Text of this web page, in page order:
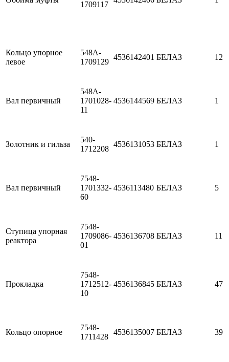
1709117
Кольцо упорное
левое
548A-
1709129
4536142401 БЕЛАЗ 12
Вал первичный
548A-
1701028-
11
4536144569 БЕЛАЗ 1
Золотник и гильза
540-
1712208
4536131053 БЕЛАЗ 1
Вал первичный
7548-
1701332-
60
4536113480 БЕЛАЗ 5
Ступица упорная
реактора
7548-
1709086-
01
4536136708 БЕЛАЗ 11
Прокладка
7548-
1712512-
10
4536136845 БЕЛАЗ 47
Кольцо опорное
7548-
1711428
4536135007 БЕЛАЗ 39